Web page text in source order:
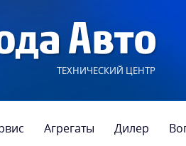
ТЕХНИЧЕСКИЙ ЦЕНТР
Агрегаты Дилер